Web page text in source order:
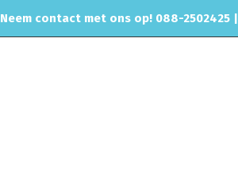
Neem contact met ons op! 088-2502425 |